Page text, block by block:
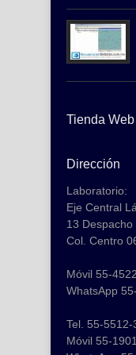
Tienda Web
Dirección
Laboratorio:
Eje Central
13 Despacho
Col. Centro
Móvil 55-
WhatsApp
Tel. 55-5512-
Móvil 55-